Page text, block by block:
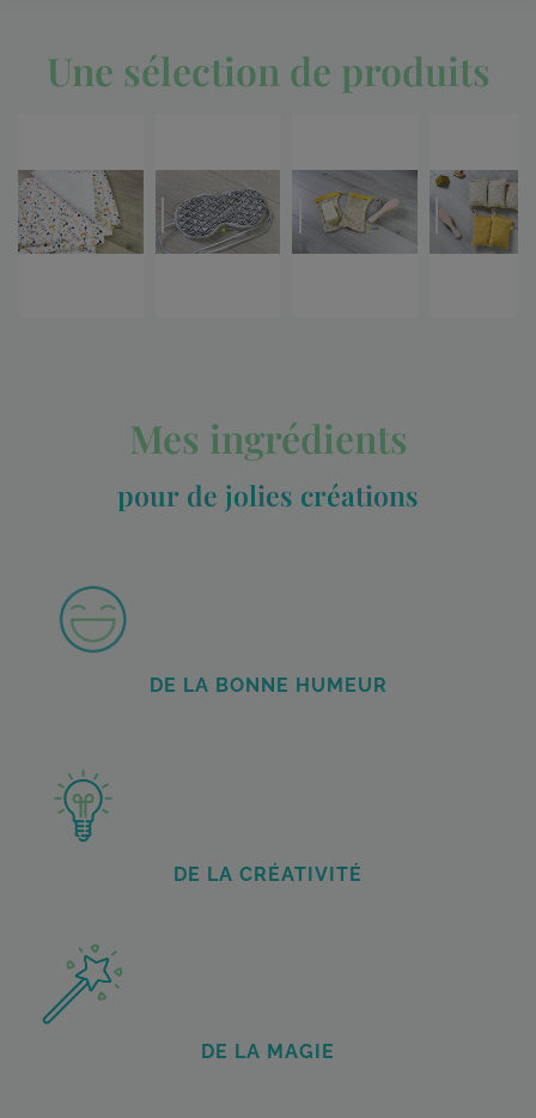
Une sélection de produits
Mes ingrédients
pour de jolies créations
DE LA BONNE HUMEUR
DE LA CRÉATIVITÉ
DE LA MAGIE